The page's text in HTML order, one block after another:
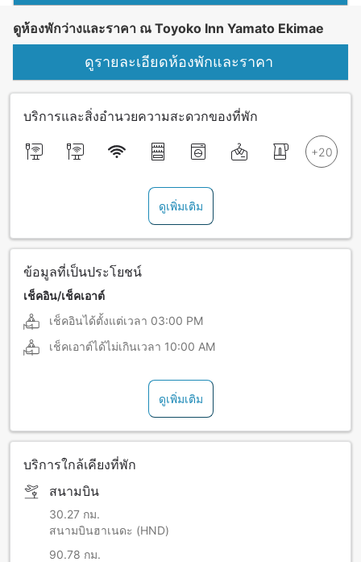
ดูห้องพักว่างและราคา ณ Toyoko Inn Yamato Ekimae
ดูรายละเอียดห้องพักและราคา
บริการและสิ่งอำนวยความสะดวกของที่พัก
ดูเพิ่มเติม
ข้อมูลที่เป็นประโยชน์
เช็คอิน/เช็คเอาต์
เช็คอินได้ตั้งแต่เวลา 03:00 PM
เช็คเอาต์ได้ไม่เกินเวลา 10:00 AM
ดูเพิ่มเติม
บริการใกล้เคียงที่พัก
สนามบิน
30.27 กม.
สนามบินฮาเนดะ (HND)
90.78 กม.